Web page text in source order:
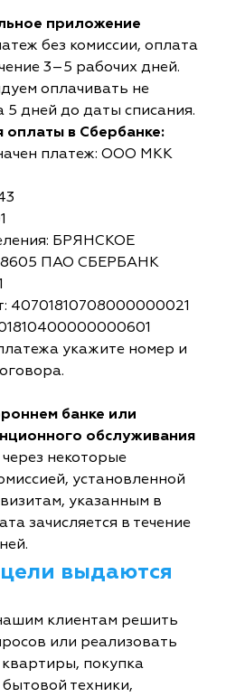
приложение
без комиссии, оплата
3–5 рабочих дней.
оплачивать не
5 дней до даты списания.
оплаты в Сбербанке:
платеж: ООО МКК
БРЯНСКОЕ
ПАО СБЕРБАНК
40701810708000000021
укажите номер и
банке или
обслуживания
некоторые
установленной
указанным в
зачисляется в течение
выдаются
клиентам решить
или реализовать
покупка
техники,